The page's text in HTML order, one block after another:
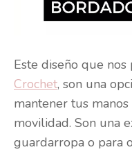
Este diseño que nos
Crochet, son una
mantener tus
movilidad. Son una
guardarropa o para